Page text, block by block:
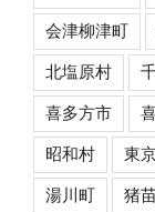
会津柳津町
北塩原村
喜多方市
昭和村 東
湯川町 猪